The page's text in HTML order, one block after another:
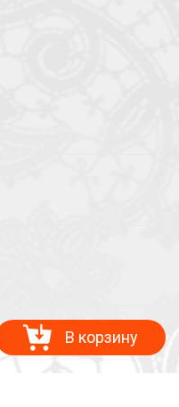
В корзину